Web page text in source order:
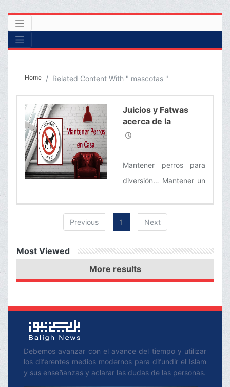
Home Related Content With " mascotas "
Juicios y Fatwas
acerca de la
Impureza del Perro,
Mantener perros para
diversión… Mantener un
Condiciones y reglas
acerca de la caza con
Previous 1 Next
Most Viewed
More results
Debemos avanzar con el avance del tiempo y utilizar
los diferentes medios modernos para difundir el Islam
y sus enseñanzas y aclarar las dudas de las personas.